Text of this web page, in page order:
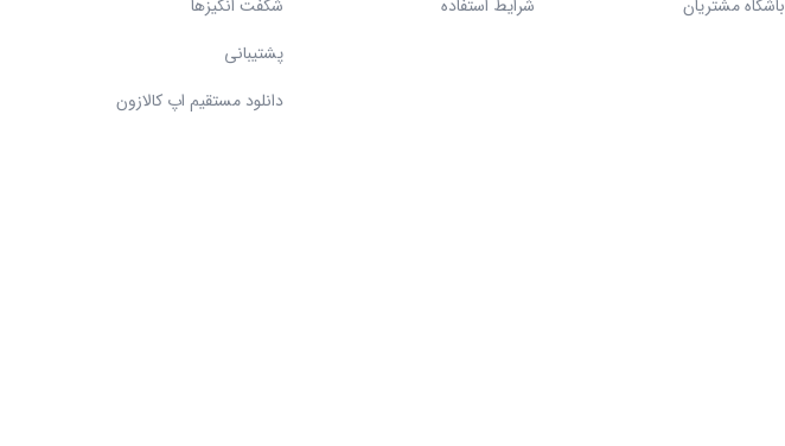
باشگاه مشتریان
شرایط استفاده
شگفت انگیزها
پشتیبانی
دانلود مستقیم اپ کالازون